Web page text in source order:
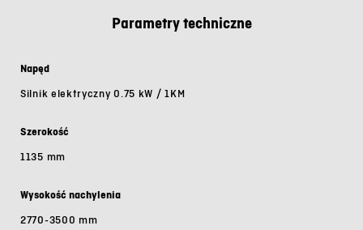
Parametry techniczne
Napęd
Silnik elektryczny 0.75 kW / 1KM
Szerokość
1135 mm
Wysokość nachylenia
2770-3500 mm